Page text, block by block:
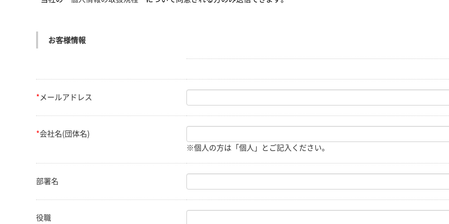
お客様情報
*メールアドレス
*会社名(団体名)
部署名
役職